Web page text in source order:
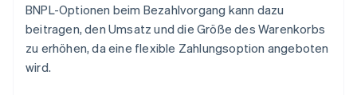
BNPL-Optionen beim Bezahlvorgang kann dazu
beitragen, den Umsatz und die Größe des Warenkorbs
zu erhöhen, da eine flexible Zahlungsoption angeboten
wird.